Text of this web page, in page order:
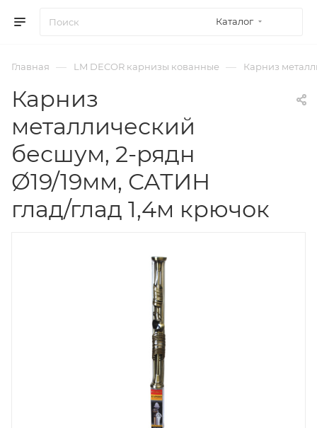
Каталог
Главная — LM DECOR карнизы кованные — Карниз
Карниз
металлический
бесшум, 2-рядн
Ø19/19мм, САТИН
глад/глад 1,4м крючок